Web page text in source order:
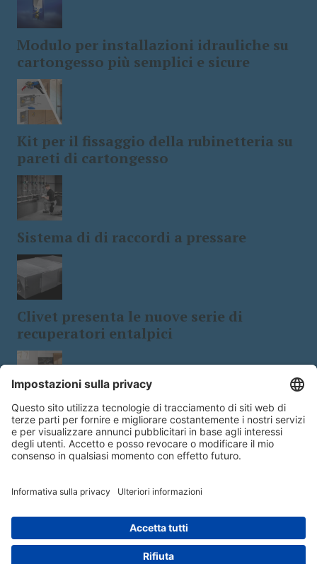
Modulo per installazioni idrauliche su
cartongesso più semplici e sicure
Kit per il fissaggio della rubinetteria su
pareti di cartongesso
Sistema di di raccordi a pressare
Clivet presenta le nuove serie di
recuperatori entalpici
Tecnologia e design: le stufe a
biomassa a 5 stelle
Copyright © 2026 - Edra Edizioni s.r.l.- Viale Enrico Forlanini 21 - 20134
Milano | Italy | P.IVA14392510963 - Responsabile della Protezione dei Dati:
dpo@lswr.it- Designed by@#WolfSec@#